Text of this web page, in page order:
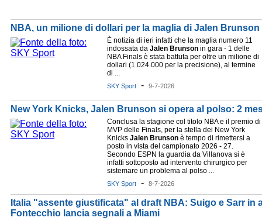
NBA, un milione di dollari per la maglia di Jalen
È notizia di ieri infatti che la maglia numero 11
indossata da Jalen Brunson in gara - 1 delle
NBA Finals è stata battuta per oltre un milione di
dollari (1.024.000 per la precisione), al termine
di ...
SKY Sport - 9-7-2026
New York Knicks, Jalen Brunson si opera al polso: 2
Conclusa la stagione col titolo NBA e il premio di
MVP delle Finals, per la stella dei New York
Knicks Jalen Brunson è tempo di rimettersi a
posto in vista del campionato 2026 - 27.
Secondo ESPN la guardia da Villanova si è
infatti sottoposto ad intervento chirurgico per
sistemare un problema al polso ...
SKY Sport - 8-7-2026
Italia "assente giustificata" al draft NBA: Suigo e Sarr in
Fontecchio lancia segnali a Miami